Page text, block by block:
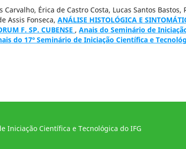
Carvalho, Érica de Castro Costa, Lucas Santos
Assis Fonseca, ANÁLISE HISTOLÓGICA E
F. SP. CUBENSE , Anais do Seminário de
do 17º Seminário de Iniciação Científica e
Iniciação Científica e Tecnológica do IFG